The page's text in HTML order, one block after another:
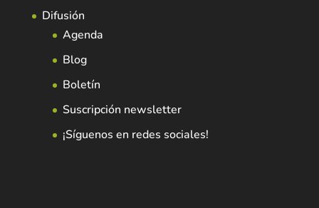
Difusión
Agenda
Blog
Boletín
Suscripción newsletter
¡Síguenos en redes sociales!